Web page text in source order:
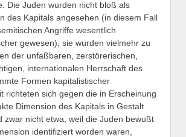
Die Juden wurden nicht bloß als
des Kapitals angesehen (in diesem Fall
Angriffe wesentlich
gewesen), sie wurden vielmehr zu
der unfaßbaren, zerstörerischen,
internationalen Herrschaft des
Formen kapitalistischer
richteten sich gegen die in Erscheinung
Dimension des Kapitals in Gestalt
zwar nicht etwa, weil die Juden bewußt
identifiziert worden waren,